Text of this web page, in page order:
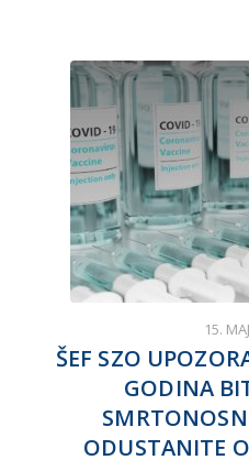
15.
ŠEF SZO
GODINA
ODUSTANITE